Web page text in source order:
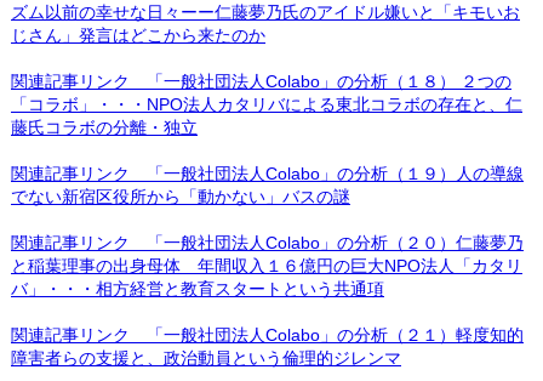
ズム以前の幸せな日々ーー仁藤夢乃氏のアイドル嫌いと「キモいお
じさん」発言はどこから来たのか
関連記事リンク 「一般社団法人Colabo」の分析（１８） ２つの
「コラボ」・・・NPO法人カタリバによる東北コラボの存在と、仁
藤氏コラボの分離・独立
関連記事リンク 「一般社団法人Colabo」の分析（１９）人の導線
でない新宿区役所から「動かない」バスの謎
関連記事リンク 「一般社団法人Colabo」の分析（２０）仁藤夢乃
と稲葉理事の出身母体 年間収入１６億円の巨大NPO法人「カタリ
バ」・・・相方経営と教育スタートという共通項
関連記事リンク 「一般社団法人Colabo」の分析（２１）軽度知的
障害者らの支援と、政治動員という倫理的ジレンマ